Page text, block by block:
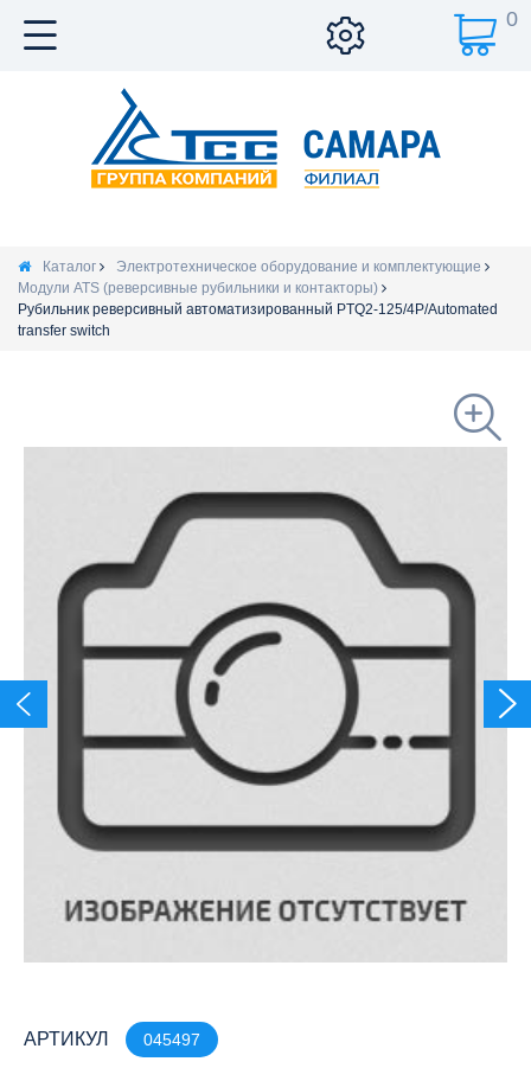
0
Каталог
Электротехническое оборудование и комплектующие
Модули ATS (реверсивные рубильники и контакторы)
Рубильник реверсивный автоматизированный PTQ2-125/4P/Automated
transfer switch
АРТИКУЛ 045497